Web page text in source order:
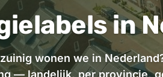
in
wonen we in
— landelijk, per provincie,